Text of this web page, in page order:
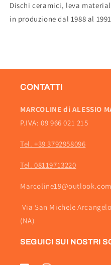
Dischi ceramici, leva
in produzione dal 1988 al
CONTATTI
MARCOLINE di ALESSIO
P.IVA: 09 966 021 215
Tel. +39 3792958096
Tel. 08119713220
Marcoline19@outlook.com
Via San Michele
(NA)
SEGUICI SUI NOSTRI